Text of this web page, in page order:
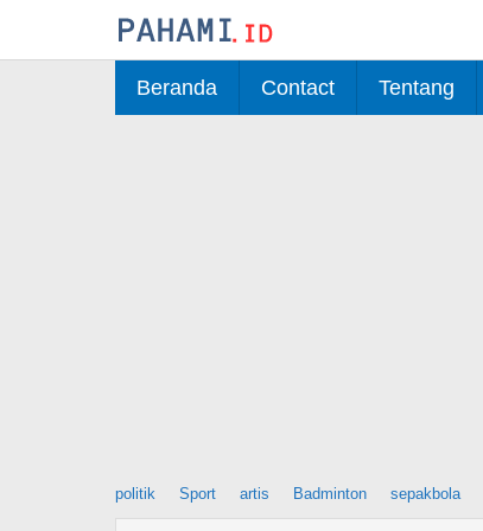
Beranda Contact Tentang
politik Sport artis Badminton sepakbola